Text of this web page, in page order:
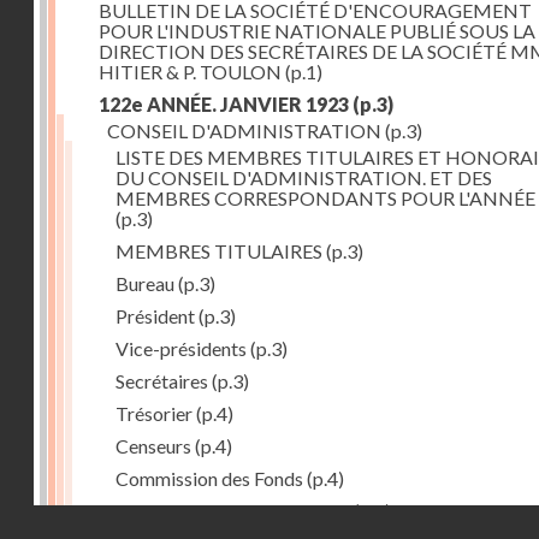
BULLETIN DE LA SOCIÉTÉ D'ENCOURAGEMENT
POUR L'INDUSTRIE NATIONALE PUBLIÉ SOUS LA
DIRECTION DES SECRÉTAIRES DE LA SOCIÉTÉ
HITIER & P. TOULON (p.1)
122e ANNÉE. JANVIER 1923 (p.3)
CONSEIL D'ADMINISTRATION (p.3)
LISTE DES MEMBRES TITULAIRES ET
DU CONSEIL D'ADMINISTRATION. ET DES
MEMBRES CORRESPONDANTS POUR
(p.3)
MEMBRES TITULAIRES (p.3)
Bureau(p.3)
Président(p.3)
Vice-présidents (p.3)
Secrétaires (p.3)
Trésorier(p.4)
Censeurs (p.4)
Commission des Fonds (p.4)
Comité des Arts mécaniques(p.4)